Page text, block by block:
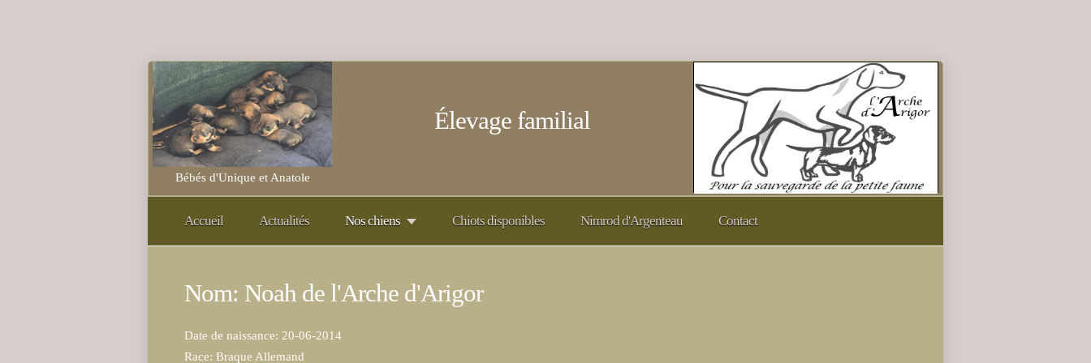
Élevage familial
Bébés d'Unique et Anatole
Accueil Actualités Nos chiens Chiots disponibles Nimrod d'Argenteau Contact
Nom: Noah de l'Arche d'Arigor
Date de naissance: 20-06-2014
Race: Braque Allemand